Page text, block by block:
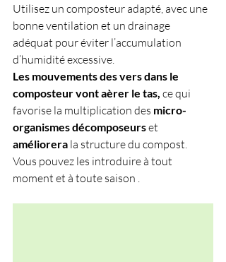
Utilisez un composteur adapté, avec une
bonne ventilation et un drainage
adéquat pour éviter l’accumulation
d’humidité excessive.
Les mouvements des vers dans le
composteur vont aèrer le tas, ce qui
favorise la multiplication des micro-
organismes décomposeurs et
améliorera la structure du compost.
Vous pouvez les introduire à tout
moment et à toute saison .